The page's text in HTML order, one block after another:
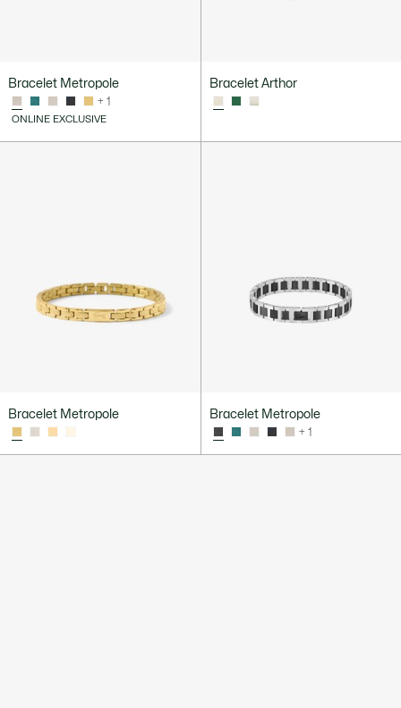
Bracelet Metropole
+ 1
ONLINE EXCLUSIVE
Bracelet Arthor
Bracelet Metropole Bracelet Metropole
+ 1